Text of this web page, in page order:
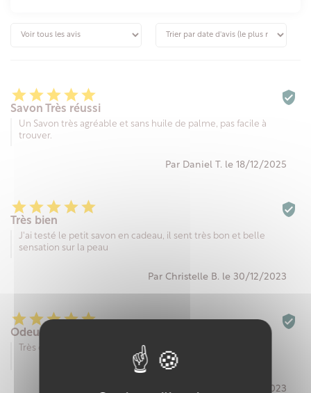

Savon Très réussi
Un Savon très agréable et sans huile de palme, pas facile à
trouver.

Par Daniel T. le 18/12/2025

Très bien
J'ai testé le petit savon en cadeau, il sent très bon et belle
sensation sur la peau

Par Christelle B. le 30/12/2023

Odeur originale
Très originale pour changer, gourmand et naturel à la fois

Par Alexis B. le 05/11/2023